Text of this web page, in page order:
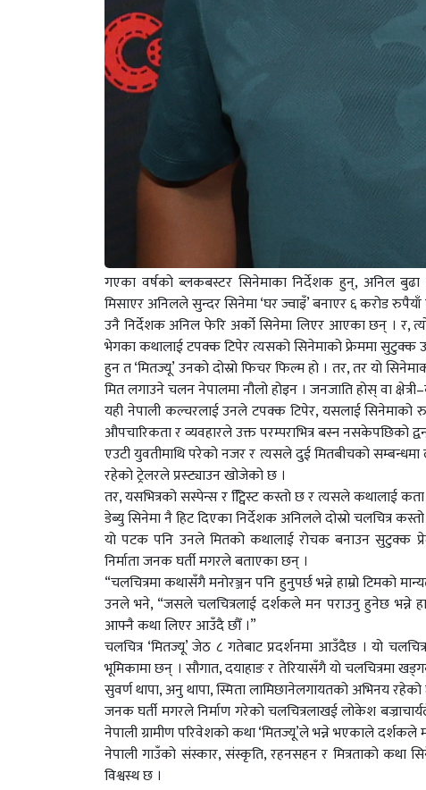
गएका वर्षको ब्लकबस्टर सिनेमाका निर्देशक हुन्, अनिल
मिसाएर अनिलले सुन्दर सिनेमा ‘घर ज्वाइँ’ बनाएर ६ करोड
उनै निर्देशक अनिल फेरि अर्को सिनेमा लिएर आएका छन् । र, त्यो
भेगका कथालाई टपक्क टिपेर त्यसको सिनेमाको फ्रेममा सुटुक्क
हुन त ‘मितज्यू’ उनको दोस्रो फिचर फिल्म हो । तर, तर यो
मित लगाउने चलन नेपालमा नौलो होइन । जनजाति होस् वा
यही नेपाली कल्चरलाई उनले टपक्क टिपेर, यसलाई सिनेमाको
औपचारिकता र व्यवहारले उक्त परम्पराभित्र बस्न नसकेपछिको
एउटी युवतीमाथि परेको नजर र त्यसले दुई मितबीचको
रहेको ट्रेलरले प्रस्ट्याउन खोजेको छ ।
तर, यसभित्रको सस्पेन्स र ट्वििस्ट कस्तो छ र त्यसले कथालाई
डेब्यु सिनेमा नै हिट दिएका निर्देशक अनिलले दोस्रो चलचित्र कस्तो
यो पटक पनि उनले मितको कथालाई रोचक बनाउन सुटुक्क
निर्माता जनक घर्ती मगरले बताएका छन् ।
“चलचित्रमा कथासँगै मनोरञ्जन पनि हुनुपर्छ भन्ने हाम्रो टिमको
उनले भने, “जसले चलचित्रलाई दर्शकले मन पराउनु हुनेछ भन्ने
आफ्नै कथा लिएर आउँदै छौँ ।”
चलचित्र ‘मितज्यू’ जेठ ८ गतेबाट प्रदर्शनमा आउँदैछ । यो
भूमिकामा छन् । सौगात, दयाहाङ र तेरियासँगै यो चलचित्रमा
सुवर्ण थापा, अनु थापा, स्मिता लामिछानेलगायतको अभिनय
जनक घर्ती मगरले निर्माण गरेको चलचित्रलाखई लोकेश
नेपाली ग्रामीण परिवेशको कथा ‘मितज्यू’ले भन्ने भएकाले दर्शकले
नेपाली गाउँको संस्कार, संस्कृति, रहनसहन र मित्रताको कथा
विश्वस्थ छ ।